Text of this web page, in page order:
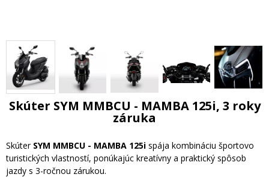
Skúter SYM MMBCU - MAMBA 125i, 3 roky
záruka
Skúter SYM MMBCU - MAMBA 125i spája kombináciu športovo
turistických vlastností, ponúkajúc kreatívny a praktický spôsob
jazdy s 3-ročnou zárukou.